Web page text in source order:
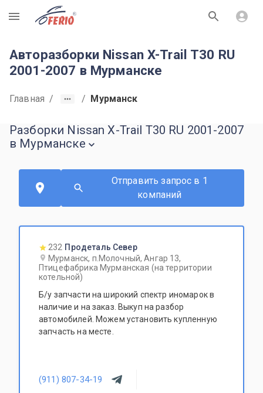
R
Авторазборки Nissan X-Trail T30 RU
2001-2007 в Мурманске
Главная / / Мурманск
Разборки Nissan X-Trail T30 RU 2001-2007
в Мурманске
Отправить запрос в 1
компаний
232 Продеталь Север
Мурманск, п.Молочный, Ангар 13,
Птицефабрика Мурманская (на территории
котельной)
Б/у запчасти на широкий спектр иномарок в
наличие и на заказ. Выкуп на разбор
автомобилей. Можем установить купленную
запчасть на месте.
(911) 807-34-19